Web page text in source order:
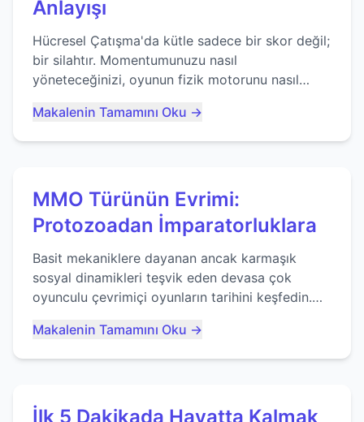
Anlayışı
Hücresel Çatışma'da kütle sadece bir skor değil;
bir silahtır. Momentumunuzu nasıl
yöneteceğinizi, oyunun fizik motorunu nasıl
ustalaşacağınızı öğrenin...
Makalenin Tamamını Oku →
MMO Türünün Evrimi:
Protozoadan İmparatorluklara
Basit mekaniklere dayanan ancak karmaşık
sosyal dinamikleri teşvik eden devasa çok
oyunculu çevrimiçi oyunların tarihini keşfedin.
Makalenin Tamamını Oku →
İlk 5 Dakikada Hayatta Kalmak